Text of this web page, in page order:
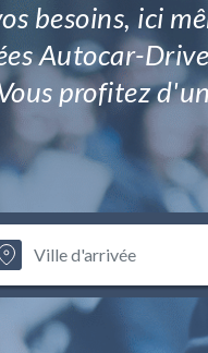
besoins, ici
Autocar-
profitez